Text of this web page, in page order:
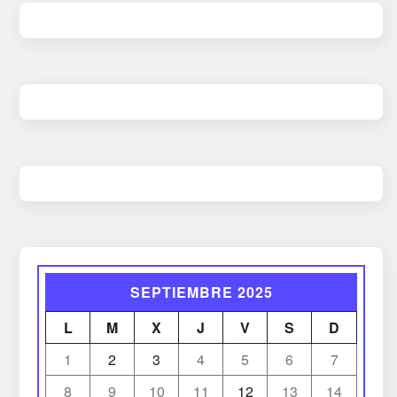
SEPTIEMBRE 2025
L
M X J V S
D
1
2 3 4 5 6
7
8
9 10 11 12 13 14